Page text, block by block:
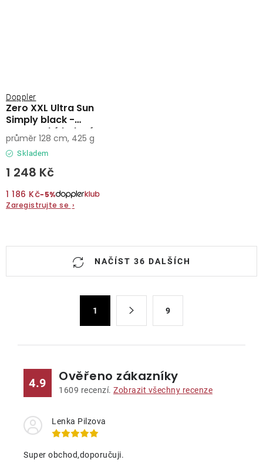
Zero XXL Ultra Sun
Simply black -
partnerský holový
deštník
Doppler
Skladem
1 248 Kč
1 186 Kč−5%
Zaregistrujte se ›
průměr 128 cm, 425 g
NAČÍST 36 DALŠÍCH
1 9
4.9 Ověřeno zákazníky
1609 recenzí. Zobrazit všechny recenze
Lenka Pilzova
Super obchod,doporučuji.